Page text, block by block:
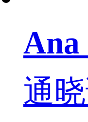
Ana
通